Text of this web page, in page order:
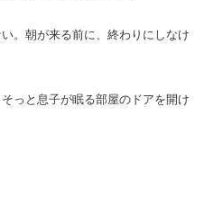
。朝が来る前に、終わりにしなけ
っと息子が眠る部屋のドアを開け